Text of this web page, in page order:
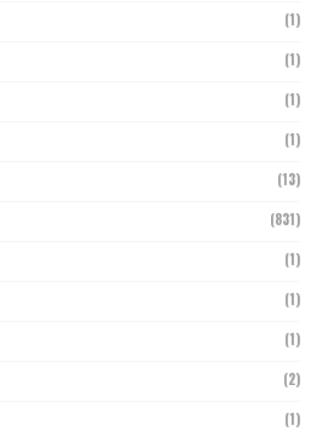
(1)
(1)
(1)
(1)
(13)
(831)
(1)
(1)
(1)
(2)
(1)